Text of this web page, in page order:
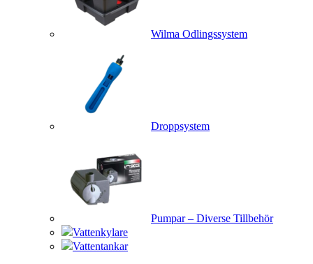
Wilma Odlingssystem
Droppsystem
Pumpar – Diverse Tillbehör
Vattenkylare
Vattentankar